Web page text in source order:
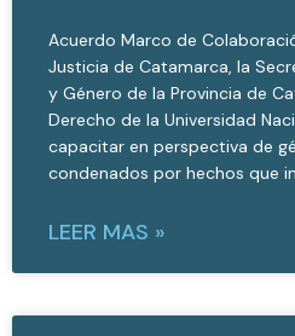
Acuerdo Marco de
Justicia de Catamarca, la
y Género de la Provincia de
Derecho de la Universidad
capacitar en perspectiva de
condenados por hechos que
LEER MAS »